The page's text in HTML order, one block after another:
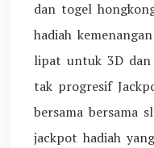
dan togel
hadiah
lipat untuk 3D
tak progresif
bersama bersama
jackpot hadiah